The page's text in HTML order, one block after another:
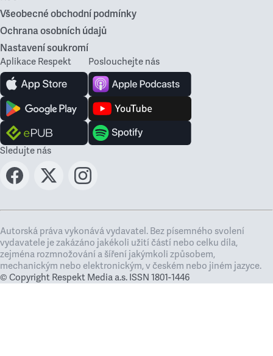
Všeobecné obchodní podmínky
Ochrana osobních údajů
Nastavení soukromí
Aplikace Respekt Poslouchejte nás
Sledujte nás
Autorská práva vykonává vydavatel. Bez písemného svolení
vydavatele je zakázáno jakékoli užití částí nebo celku díla,
zejména rozmnožování a šíření jakýmkoli způsobem,
mechanickým nebo elektronickým, v českém nebo jiném jazyce.
© Copyright Respekt Media a.s. ISSN 1801-1446